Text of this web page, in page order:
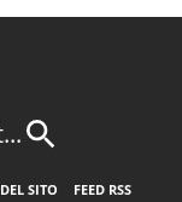
SITO
FEED RSS